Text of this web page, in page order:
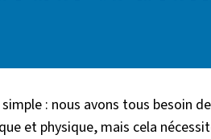
: nous avons tous besoin
et physique, mais cela